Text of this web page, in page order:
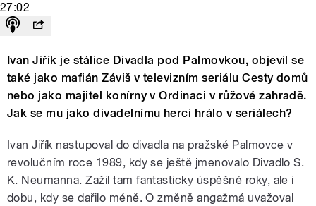
27:02
Ivan Jiřík je stálice Divadla pod Palmovkou, objevil se
také jako mafián Záviš v televizním seriálu Cesty domů
nebo jako majitel konírny v Ordinaci v růžové zahradě.
Jak se mu jako divadelnímu herci hrálo v seriálech?
Ivan Jiřík nastupoval do divadla na pražské Palmovce v
revolučním roce 1989, kdy se ještě jmenovalo Divadlo S.
K. Neumanna. Zažil tam fantasticky úspěšné roky, ale i
dobu, kdy se dařilo méně. O změně angažmá uvažoval